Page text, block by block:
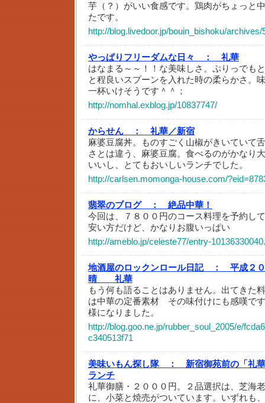
芋（？）がいい食感です。鶏肉がちょっと
たです。
http://blog.livedoor.jp/bouin_bishoku/archives/
やっぱりフリーダムな日々 ：
礼華
はなまる～～！！な美味しさ。ぷりっでも
と程良いスプーンを入れた時の柔らかさ
一杯いけそうです＾＾；
http://nomhal.exblog.jp/10837747/
からせん ：
礼華／新宿
麻婆豆腐丼。ものすごく山椒がきいていて
さとは違う、麻婆豆腐。食べるのがかなり
いいし、とてもおいしいランチでした。
http://carlsen.momonga-house.com/
翡翠のブログ ：
絶品中華！
今回は、７８００円のコース料理を予約し
安い方だけど、かなりお腹いっぱい
http://ameblo.jp/celeste77/entry-
地酒屋のロックンロール日記 ：
平成２
晴 礼華
もう何も語ることはありません。出てき
は中華の定番素材 その味付けにも感嘆で
様になりました。
http://blog.goo.ne.jp/rubber_soul_2005/e/
c340513f71
美味いもん探し隊 ：
新宿御苑前の「礼
ランチ
礼華御膳・２０００円。２品選択は、芝海
に、小菜と焼売がついています。いずれも